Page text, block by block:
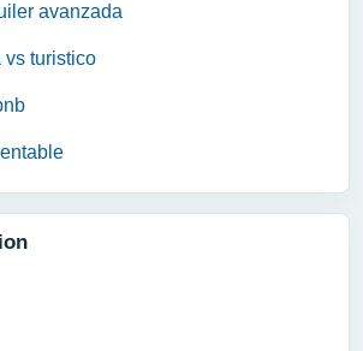
avanzada
vs turistico